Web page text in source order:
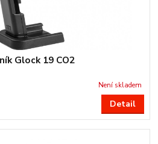
Glock 19 CO2
Není skladem
Detail